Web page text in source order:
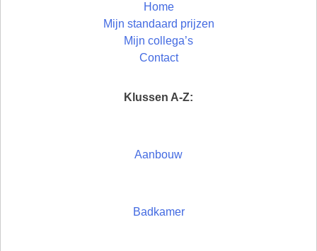
Home
Mijn standaard prijzen
Mijn collega’s
Contact
Klussen A-Z:
Aanbouw
Badkamer